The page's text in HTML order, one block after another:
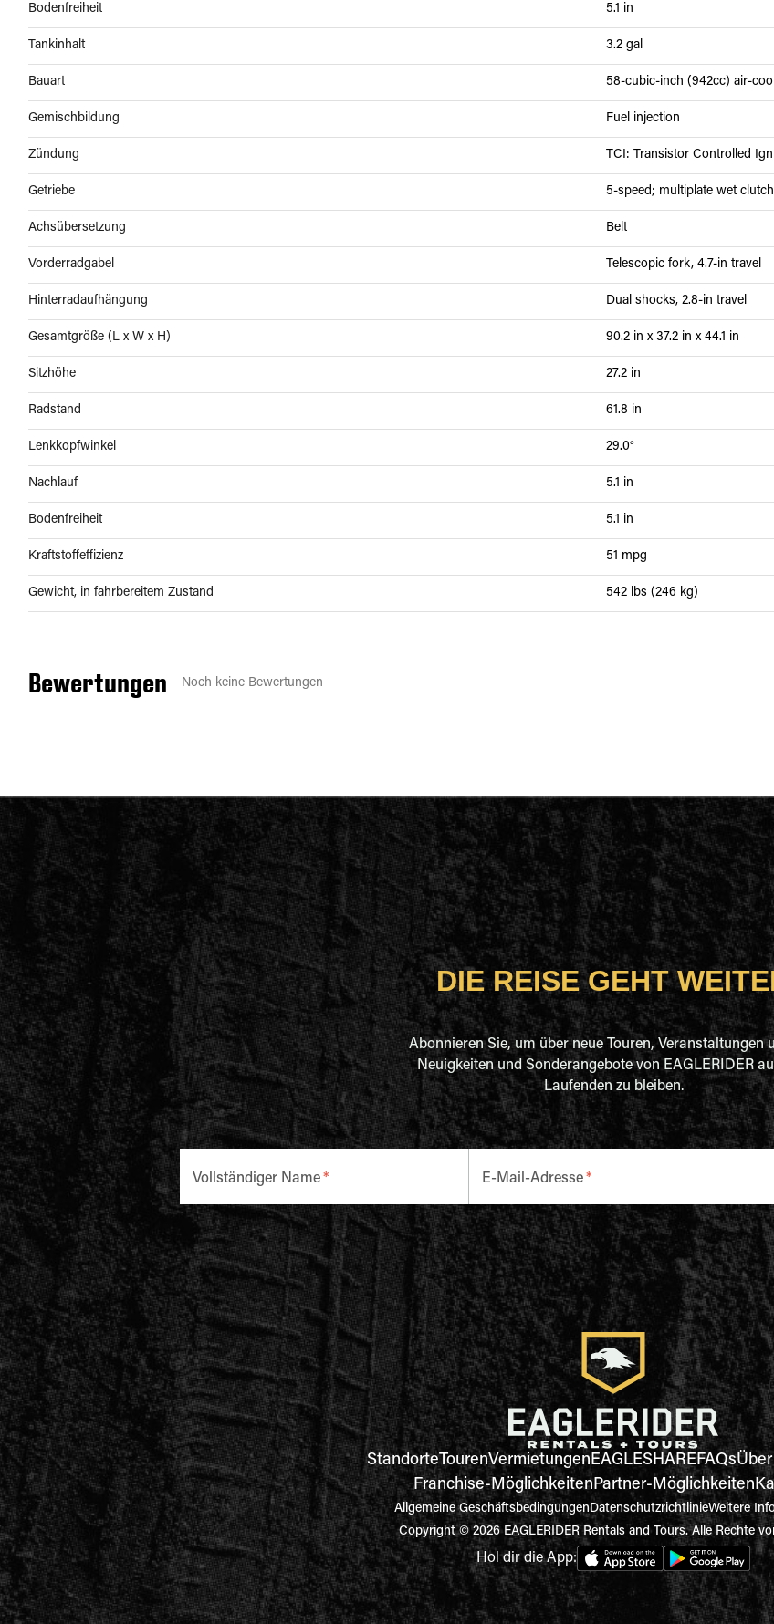
Bodenfreiheit 5.1 in
Tankinhalt 3.2 gal
Bauart 58-cubic-inch (942cc) air-
Gemischbildung Fuel injection
Zündung TCI: Transistor Controlled
Getriebe 5-speed; multiplate wet clutch
Achsübersetzung Belt
Vorderradgabel Telescopic fork, 4.7-in travel
Hinterradaufhängung Dual shocks, 2.8-in travel
Gesamtgröße (L x W x H) 90.2 in x 37.2 in x 44.1 in
Sitzhöhe 27.2 in
Radstand 61.8 in
Lenkkopfwinkel 29.0°
Nachlauf 5.1 in
Bodenfreiheit 5.1 in
Kraftstoffeffizienz 51 mpg
Gewicht, in fahrbereitem Zustand 542 lbs (246 kg)
Bewertungen Noch keine Bewertungen
DIE REISE GEHT
Abonnieren Sie, um über neue Touren, Veranstaltungen
Neuigkeiten und Sonderangebote von EAGLERIDER
Laufenden zu bleiben.
Vollständiger Name * E-Mail-Adresse *
StandorteTourenVermietungenEAGLESHAREFAQs
Franchise-MöglichkeitenPartner-Möglichkeiten
Allgemeine GeschäftsbedingungenDatenschutzrichtlinieWeitere
Copyright © 2026 EAGLERIDER Rentals and Tours. Alle Rechte
Hol dir die App: